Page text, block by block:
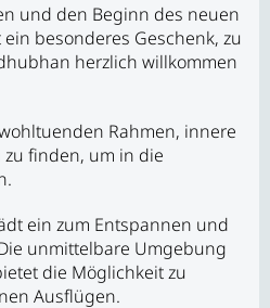
und den Beginn des neuen
besonderes Geschenk, zu
herzlich willkommen
Rahmen, innere
finden, um in die
ein zum Entspannen und
unmittelbare Umgebung
die Möglichkeit zu
Ausflügen.